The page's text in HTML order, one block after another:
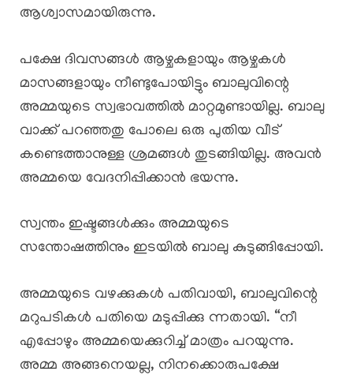
ആശ്വാസമായിരുന്നു.
പക്ഷേ ദിവസങ്ങൾ ആഴ്ചകളായും ആഴ്ചകൾ
മാസങ്ങളായും നീണ്ടുപോയിട്ടും ബാലുവിന്റെ
അമ്മയുടെ സ്വഭാവത്തിൽ മാറ്റമുണ്ടായില്ല. ബാലു
വാക്ക് പറഞ്ഞതു പോലെ ഒരു പുതിയ വീട്
കണ്ടെത്താനുള്ള ശ്രമങ്ങൾ തുടങ്ങിയില്ല. അവൻ
അമ്മയെ വേദനിപ്പിക്കാൻ ഭയന്നു.
സ്വന്തം ഇഷ്ടങ്ങൾക്കും അമ്മയുടെ
സന്തോഷത്തിനും ഇടയിൽ ബാലു കുടുങ്ങിപ്പോയി.
അമ്മയുടെ വഴക്കുകൾ പതിവായി, ബാലുവിന്റെ
മറുപടികൾ പതിയെ മടുപ്പിക്കു ന്നതായി. “നീ
എപ്പോഴും അമ്മയെക്കുറിച്ച് മാത്രം പറയുന്നു.
അമ്മ അങ്ങനെയല്ല, നിനക്കൊരുപക്ഷേ